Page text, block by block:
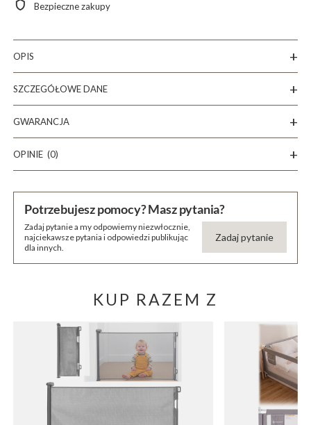
Bezpieczne zakupy
OPIS
SZCZEGÓŁOWE DANE
GWARANCJA
OPINIE (0)
Potrzebujesz pomocy? Masz pytania?
Zadaj pytanie a my odpowiemy niezwłocznie,
najciekawsze pytania i odpowiedzi publikując
dla innych.
Zadaj pytanie
KUP RAZEM Z